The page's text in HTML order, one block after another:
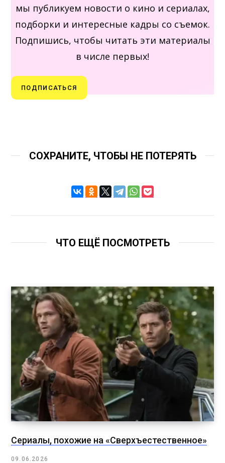
мы публикуем новости о кино и сериалах,
подборки и интересные кадры со съемок.
Подпишись, чтобы читать эти материалы
в числе первых!
ПОДПИСАТЬСЯ
СОХРАНИТЕ, ЧТОБЫ НЕ ПОТЕРЯТЬ
ЧТО ЕЩЁ ПОСМОТРЕТЬ
Сериалы, похожие на «Сверхъестественное»
09.06.2026